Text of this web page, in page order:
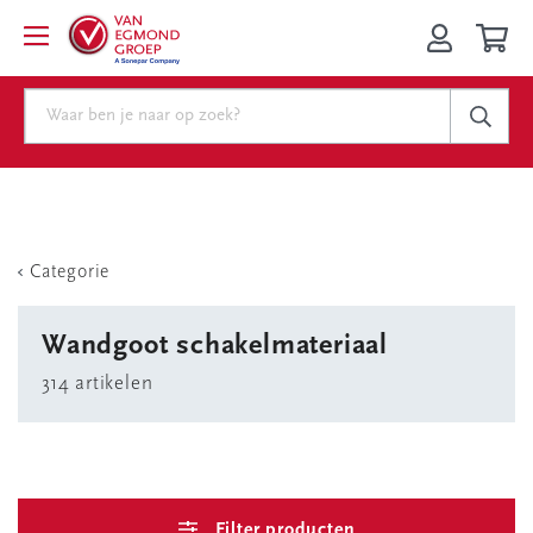
Categorie
Wandgoot schakelmateriaal
314 artikelen